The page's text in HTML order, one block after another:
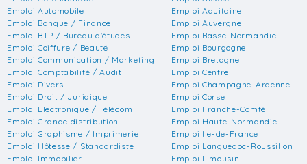
Emploi Automobile
Emploi Banque / Finance
Emploi BTP / Bureau d'études
Emploi Coiffure / Beauté
Emploi Communication / Marketing
Emploi Comptabilité / Audit
Emploi Divers
Emploi Droit / Juridique
Emploi Electronique / Télécom
Emploi Grande distribution
Emploi Graphisme / Imprimerie
Emploi Hôtesse / Standardiste
Emploi Immobilier
Emploi Aquitaine
Emploi Auvergne
Emploi Basse-Normandie
Emploi Bourgogne
Emploi Bretagne
Emploi Centre
Emploi Champagne-Ardenne
Emploi Corse
Emploi Franche-Comté
Emploi Haute-Normandie
Emploi Ile-de-France
Emploi Languedoc-Roussillon
Emploi Limousin